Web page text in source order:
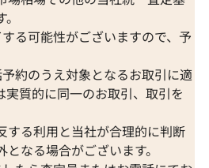
る可能性がございますので、予
約のうえ対象となるお取引に適
実質的に同一のお取引、取引を
する利用と当社が合理的に判断
なる場合がございます。